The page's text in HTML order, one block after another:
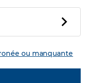
ou manquante